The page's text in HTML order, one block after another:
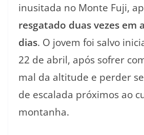
inusitada no Monte Fuji,
resgatado duas vezes em
dias. O jovem foi salvo
22 de abril, após sofrer
mal da altitude e perder
de escalada próximos ao
montanha.